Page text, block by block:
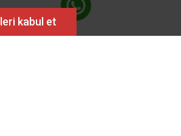
kabul et